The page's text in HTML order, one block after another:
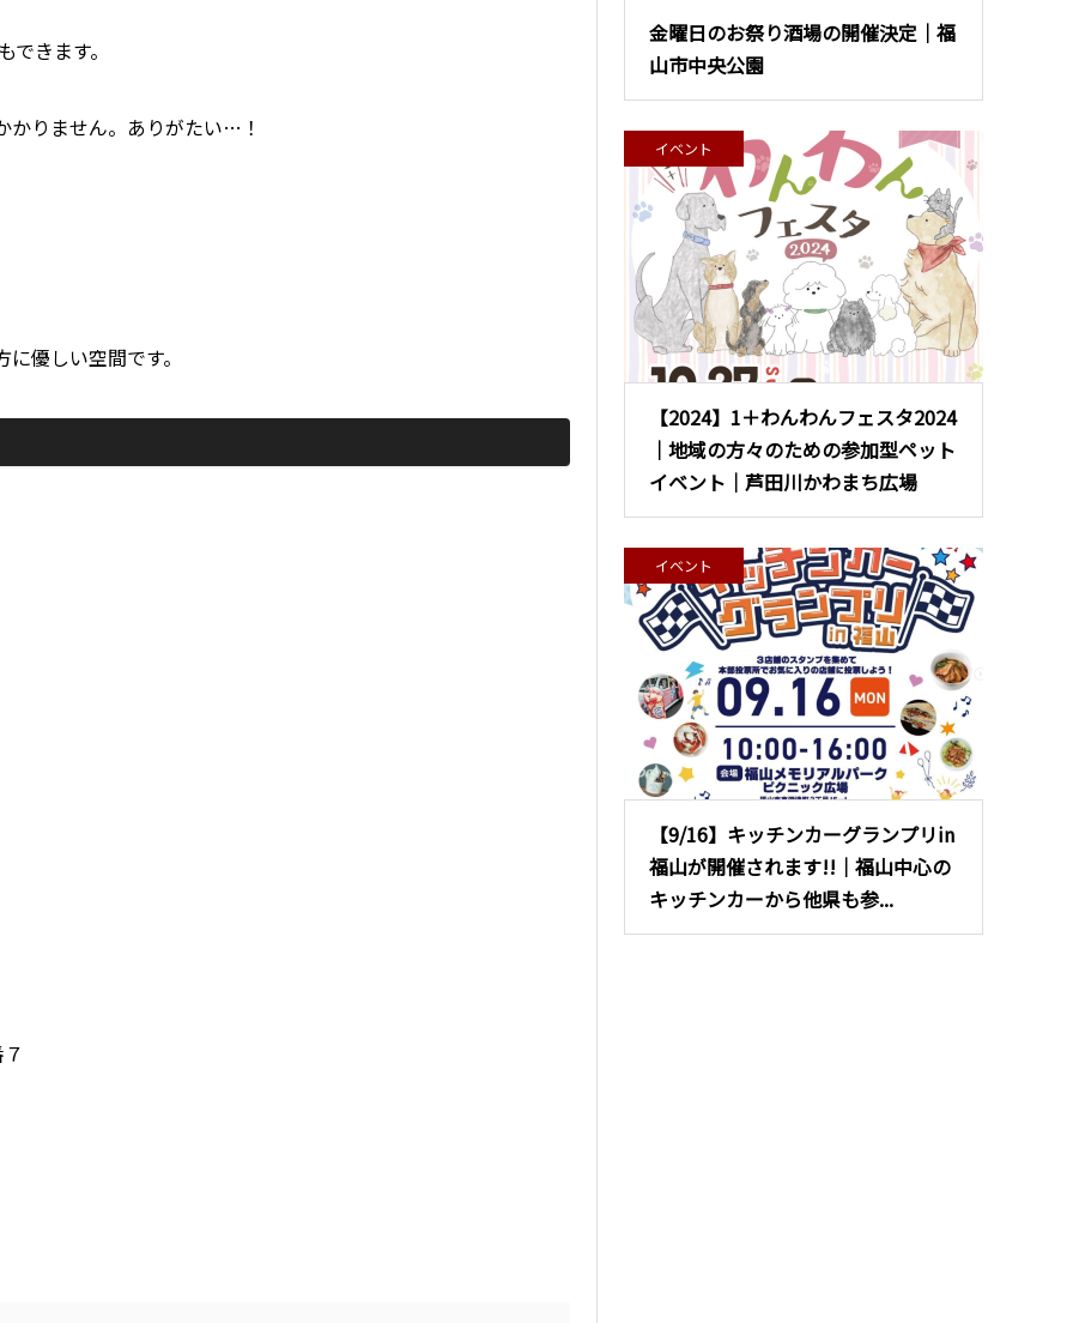
きます。
かりません。ありがたい…！
優しい空間です。
金曜日のお祭り酒場の開催決定｜福
山市中央公園
イベント
【2024】1＋わんわんフェスタ2024
｜地域の方々のための参加型ペット
イベント｜芦田川かわまち広場
イベント
【9/16】キッチンカーグランプリin
福山が開催されます!!｜福山中心の
キッチンカーから他県も参...